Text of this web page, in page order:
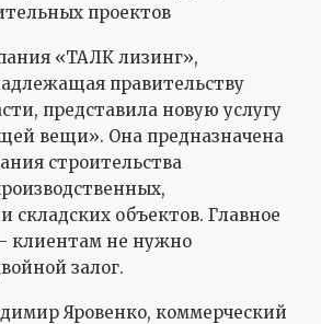
проектов
«ТАЛК лизинг»,
правительству
представила новую услугу
вещи». Она предназначена
строительства
объектов. Главное
клиентам не нужно
залог.
Яровенко, коммерческий